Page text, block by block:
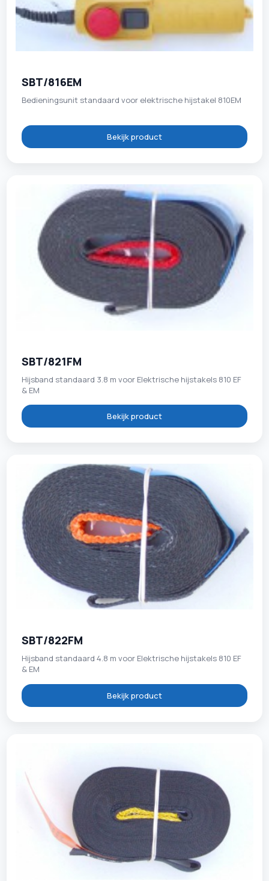
SBT/816EM
Bedieningsunit standaard voor elektrische hijstakel 810EM
Bekijk product
SBT/821FM
Hijsband standaard 3.8 m voor Elektrische hijstakels 810 EF
& EM
Bekijk product
SBT/822FM
Hijsband standaard 4.8 m voor Elektrische hijstakels 810 EF
& EM
Bekijk product